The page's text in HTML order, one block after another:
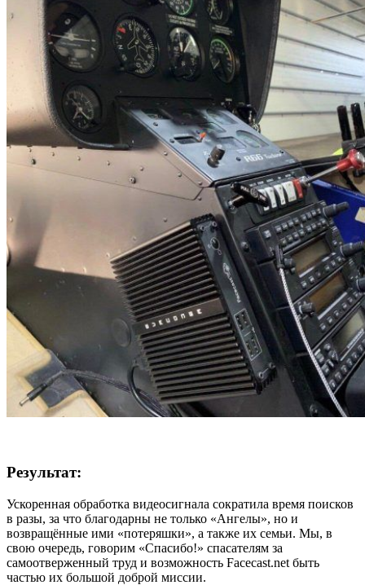
Результат:
Ускоренная обработка видеосигнала сократила время поисков
в разы, за что благодарны не только «Ангелы», но и
возвращённые ими «потеряшки», а также их семьи. Мы, в
свою очередь, говорим «Спасибо!» спасателям за
самоотверженный труд и возможность Facecast.net быть
частью их большой доброй миссии.